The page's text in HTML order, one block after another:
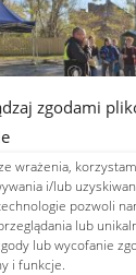
zgodami
wrażenia,
i/lub
pozwoli
lub
lub wycofanie
i funkcje.